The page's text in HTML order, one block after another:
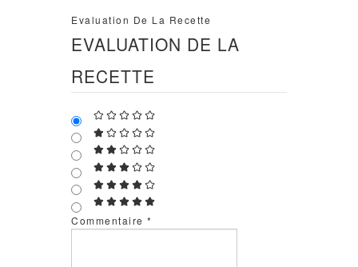
Evaluation De La Recette
EVALUATION DE LA
RECETTE
Commentaire*